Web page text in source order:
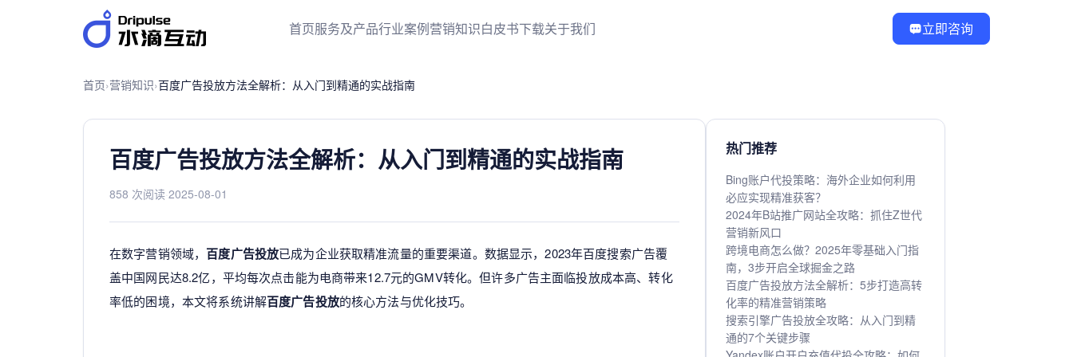
首页服务及产品行业案例营销知识白皮书下载关于我们 立即咨询
首页›营销知识›百度广告投放方法全解析：从入门到精通的实战指南
百度广告投放方法全解析：从入门到精通的实战指南
858 次阅读 2025-08-01
在数字营销领域， 百度广告投放已成为企业获取精准流量的重要渠道。数据显示，2023年百度搜索广告覆
盖中国网民达8.2亿，平均每次点击能为电商带来12.7元的GMV转化。但许多广告主面临投放成本高、转化
率低的困境，本文将系统讲解百度广告投放的核心方法与优化技巧。
热门推荐
Bing账户代投策略：海外企业如何利用
必应实现精准获客？
2024年B站推广网站全攻略：抓住Z世代
营销新风口
跨境电商怎么做？2025年零基础入门指
南，3步开启全球掘金之路
百度广告投放方法全解析：5步打造高转
化率的精准营销策略
搜索引擎广告投放全攻略：从入门到精
通的7个关键步骤